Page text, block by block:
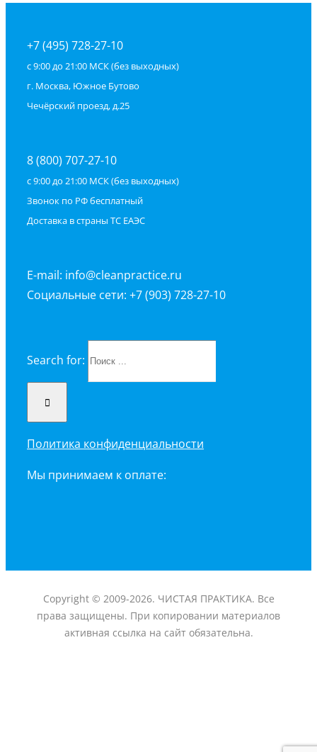
+7 (495) 728-27-10
с 9:00 до 21:00 МСК (без выходных)
г. Москва, Южное Бутово
Чечёрский проезд, д.25
8 (800) 707-27-10
с 9:00 до 21:00 МСК (без выходных)
Звонок по РФ бесплатный
Доставка в страны ТС ЕАЭС
E-mail: info@cleanpractice.ru
Социальные сети: +7 (903) 728-27-10
Search for:
Политика конфиденциальности
Мы принимаем к оплате:
Copyright © 2009-2026. ЧИСТАЯ ПРАКТИКА. Все
права защищены. При копировании материалов
активная ссылка на сайт обязательна.